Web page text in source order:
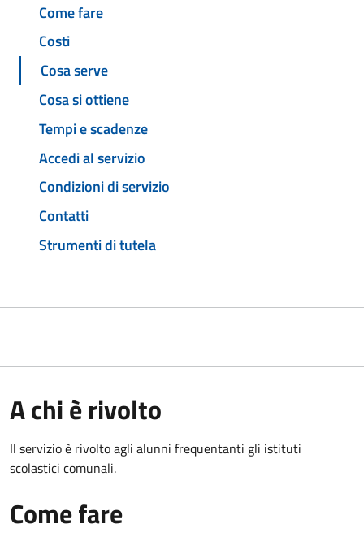
Come fare
Costi
Cosa serve
Cosa si ottiene
Tempi e scadenze
Accedi al servizio
Condizioni di servizio
Contatti
Strumenti di tutela
A chi è rivolto
Il servizio è rivolto agli alunni frequentanti gli istituti
scolastici comunali.
Come fare